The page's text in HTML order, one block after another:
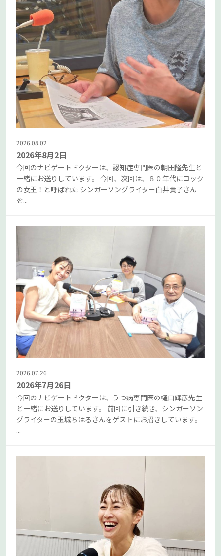
2026.08.02
2026年8月2日
今回のナビゲートドクターは、認知症専門医の朝田隆先生と
一緒にお送りしています。 今回、次回は、８０年代にロック
の女王！と呼ばれた シンガーソングライター白井貴子さん
を...
2026.07.26
2026年7月26日
今回のナビゲートドクターは、うつ病専門医の樋口輝彦先生
と一緒にお送りしています。 前回に引き続き、シンガーソン
グライターの玉城ちはるさんをゲストにお招きしています。
...